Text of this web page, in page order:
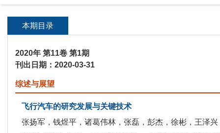
本期目录
2020年 第11卷 第1期
刊出日期：2020-03-31
综述与展望
飞行汽车的研究发展与关键技术
张扬军，钱煜平，诸葛伟林，张磊，彭杰，徐彬，王泽兴